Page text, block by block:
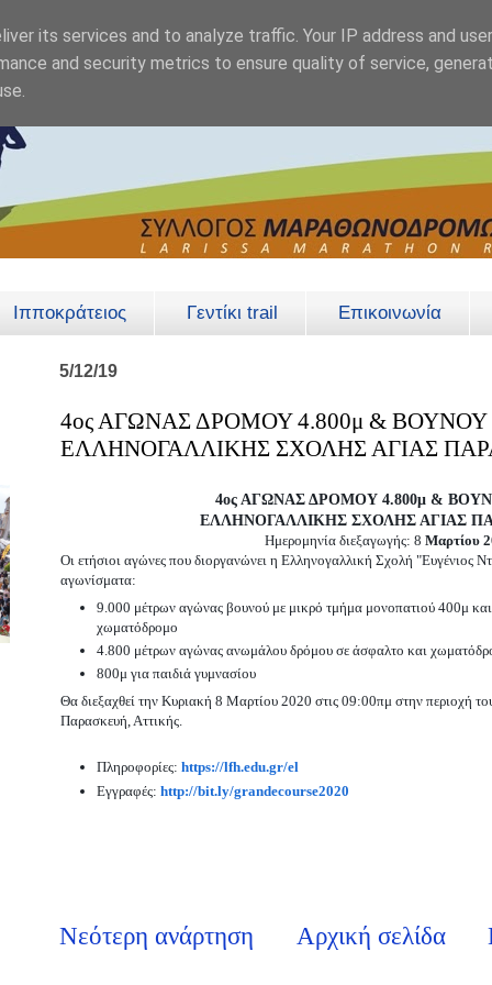
Ιπποκράτειος Γεντίκι trail Επικοινωνία
5/12/19
4ος ΑΓΩΝΑΣ ΔΡΟΜΟΥ 4.800μ &
ΕΛΛΗΝΟΓΑΛΛΙΚΗΣ ΣΧΟΛΗΣ ΑΓΙΑΣ
4ος ΑΓΩΝΑΣ ΔΡΟΜΟΥ 4.800μ &
ΕΛΛΗΝΟΓΑΛΛΙΚΗΣ ΣΧΟΛΗΣ ΑΓΙΑΣ
Ημερομηνία διεξαγωγής: 8 Μαρτίου
Οι ετήσιοι αγώνες που διοργανώνει η Ελληνογαλλική Σχολή "Ευγένιος
αγωνίσματα:
9.000 μέτρων αγώνας βουνού με μικρό τμήμα μονοπατιού 400μ
χωματόδρομο
4.800 μέτρων αγώνας ανωμάλου δρόμου σε άσφαλτο και
800μ για παιδιά γυμνασίου
Θα διεξαχθεί την Κυριακή 8 Μαρτίου 2020 στις 09:00πμ στην περιοχή
Παρασκευή, Αττικής.
Πληροφορίες: https://lfh.edu.gr/el
Εγγραφές: http://bit.ly/grandecourse2020
Νεότερη ανάρτηση Αρχική σελίδα
its services and to analyze traffic. Your IP address and
and security metrics to ensure quality of service,